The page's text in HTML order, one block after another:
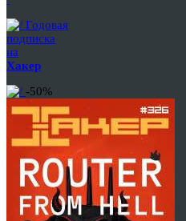
Годовая
подписка
на
Хакер
-50%